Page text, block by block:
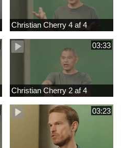
Christian Cherry 4 af 4
03:33
Christian Cherry 2 af 4
03:23